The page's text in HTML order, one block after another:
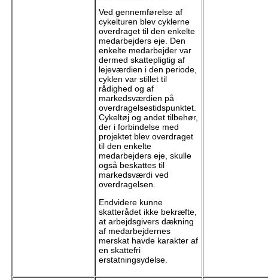
Ved gennemførelse af
cykelturen blev cyklerne
overdraget til den enkelte
medarbejders eje. Den
enkelte medarbejder var
dermed skattepligtig af
lejeværdien i den periode,
cyklen var stillet til
rådighed og af
markedsværdien på
overdragelsestidspunktet.
Cykeltøj og andet tilbehør,
der i forbindelse med
projektet blev overdraget
til den enkelte
medarbejders eje, skulle
også beskattes til
markedsværdi ved
overdragelsen.
Endvidere kunne
skatterådet ikke bekræfte,
at arbejdsgivers dækning
af medarbejdernes
merskat havde karakter af
en skattefri
erstatningsydelse.